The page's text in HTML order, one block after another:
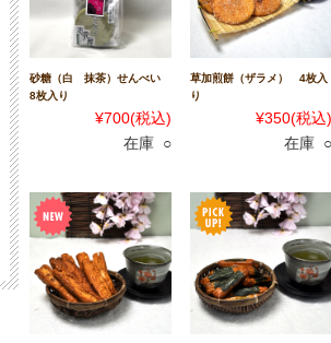
砂糖（白 抹茶）せんべい
8枚入り
¥700(税込)
在庫 ○
草加煎餅（ザラメ） 4枚入
り
¥350(税込)
在庫 ○